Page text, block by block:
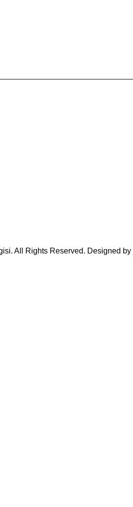
All Rights Reserved. Designed by